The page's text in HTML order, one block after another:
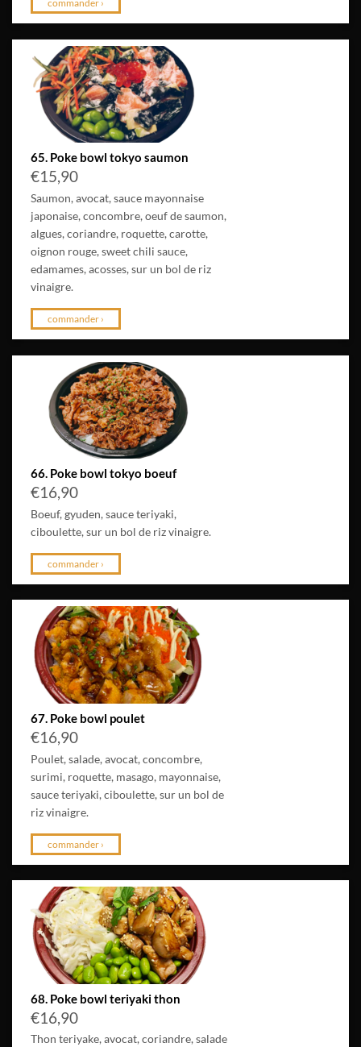
commander ›
65. Poke bowl tokyo saumon
€15,90
Saumon, avocat, sauce mayonnaise
japonaise, concombre, oeuf de saumon,
algues, coriandre, roquette, carotte,
oignon rouge, sweet chili sauce,
edamames, acosses, sur un bol de riz
vinaigre.
commander ›
66. Poke bowl tokyo boeuf
€16,90
Boeuf, gyuden, sauce teriyaki,
ciboulette, sur un bol de riz vinaigre.
commander ›
67. Poke bowl poulet
€16,90
Poulet, salade, avocat, concombre,
surimi, roquette, masago, mayonnaise,
sauce teriyaki, ciboulette, sur un bol de
riz vinaigre.
commander ›
68. Poke bowl teriyaki thon
€16,90
Thon teriyake, avocat, coriandre, salade